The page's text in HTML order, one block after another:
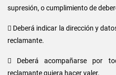
supresión, o cumplimiento de
 Deberá indicar la dirección y
reclamante.
 Deberá acompañarse por
reclamante quiera hacer valer.